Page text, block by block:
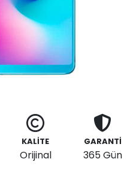
KALİTE
Orijinal
GARANTİ
365 Gün